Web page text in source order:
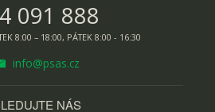
091 888
8:00 – 18:00, PÁTEK 8:00 - 16:30
info@psas.cz
NÁS